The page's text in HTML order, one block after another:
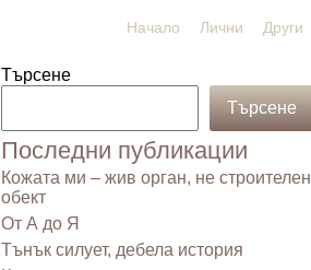
Начало Лични Други
Търсене
Търсене
Последни публикации
Кожата ми – жив орган, не строителен
обект
От А до Я
Тънък силует, дебела история